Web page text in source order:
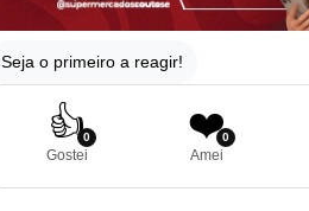
Seja o primeiro a reagir!
👍0
Gostei
❤️0
Amei